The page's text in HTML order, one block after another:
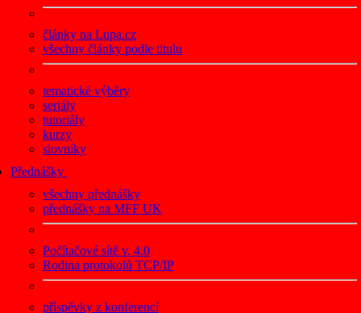
články na Lupa.cz
všechny články podle titulu
tematické výběry
seriály
tutoriály
kurzy
slovníky
Přednášky
všechny přednášky
přednášky na MFF UK
Počítačové sítě v. 4.0
Rodina protokolů TCP/IP
příspěvky z konferencí